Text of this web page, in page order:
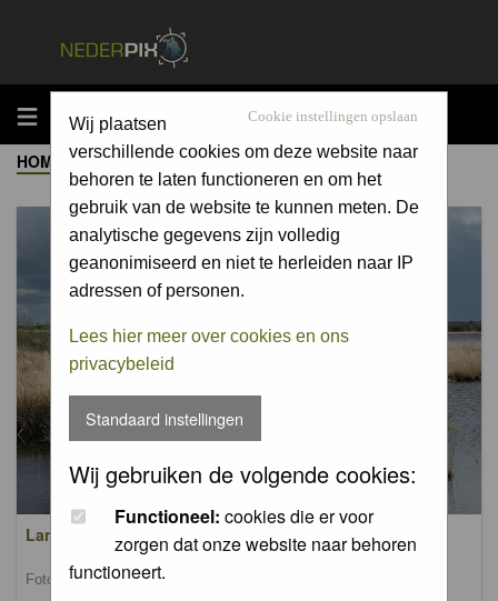
MENU Cookie instellingen opslaan
Wij plaatsen
verschillende cookies om deze website naar
behoren te laten functioneren en om het
gebruik van de website te kunnen meten. De
analytische gegevens zijn volledig
geanonimiseerd en niet te herleiden naar IP
adressen of personen.
Lees hier meer over cookies en ons
privacybeleid
Standaard instellingen
Wij gebruiken de volgende cookies:
Functioneel: cookies die er voor
zorgen dat onze website naar behoren
functioneert.
HOME ->ALBUM
Landschappen / Landscapes
Foto's van landschappen / Pictures of landscapes